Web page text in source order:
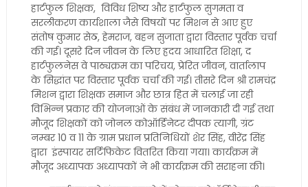
हार्टफुल शिक्षक, विविध शिष्य और हार्टफुल सुगमता व
सरलीकरण कार्यशाला जैसे विषयों पर मिशन से आए हुए
संतोष कुमार सेठ, हेमराज, बहन सुजाता द्वारा विस्तार पूर्वक चर्चा
की गई। दूसरे दिन जीवन के लिए ह्रदय आधारित शिक्षा, द
हार्टफुलनेस वे पाठ्यक्रम का परिचय, प्रेरित जीवन, वार्तालाप
के सिद्धांत पर विस्तार पूर्वक चर्चा की गई। तीसरे दिन श्री रामचंद्र
मिशन द्वारा शिक्षक समाज और छात्र हित में चलाई जा रही
विभिन्न प्रकार की योजनाओं के संबंध में जानकारी दी गई तथा
मौजूद शिक्षकों को जोनल कोऑर्डिनेटर दीपक त्यागी, ग्रंट
नम्बर 10 व 11 के ग्राम प्रधान प्रतिनिधियों शेर सिंह, वीरेंद्र सिंह
द्वारा इंस्पायर सर्टिफिकेट वितरित किया गया। कार्यक्रम में
मौजूद अध्यापक अध्यापकों ने भी कार्यक्रम की सराहना की।